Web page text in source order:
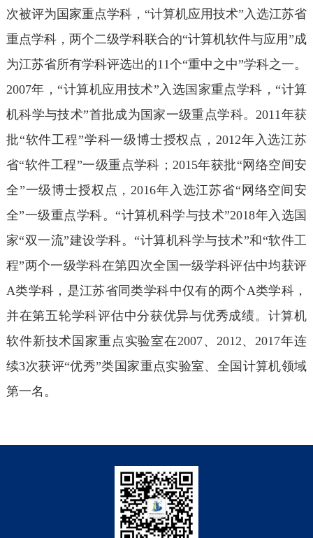
次被评为国家重点学科，“计算机应用技术”入选江苏省
重点学科，两个二级学科联合的“计算机软件与应用”成
为江苏省所有学科评选出的11个“重中之中”学科之一。
2007年，“计算机应用技术”入选国家重点学科，“计算
机科学与技术”首批成为国家一级重点学科。2011年获
批“软件工程”学科一级博士授权点，2012年入选江苏
省“软件工程”一级重点学科；2015年获批“网络空间安
全”一级博士授权点，2016年入选江苏省“网络空间安
全”一级重点学科。“计算机科学与技术”2018年入选国
家“双一流”建设学科。“计算机科学与技术”和“软件工
程”两个一级学科在第四次全国一级学科评估中均获评
A类学科，是江苏省同类学科中仅有的两个A类学科，
并在第五轮学科评估中分获优异与优秀成绩。计算机
软件新技术国家重点实验室在2007、2012、2017年连
续3次获评“优秀”类国家重点实验室、全国计算机领域
第一名。